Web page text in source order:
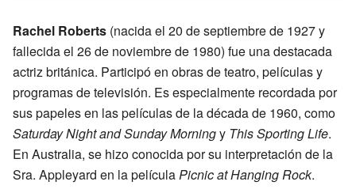
Rachel Roberts (nacida el 20 de septiembre de 1927 y
fallecida el 26 de noviembre de 1980) fue una destacada
actriz británica. Participó en obras de teatro, películas y
programas de televisión. Es especialmente recordada por
sus papeles en las películas de la década de 1960, como
Saturday Night and Sunday Morningy This Sporting Life.
En Australia, se hizo conocida por su interpretación de la
Sra. Appleyard en la películaPicnic at Hanging Rock.